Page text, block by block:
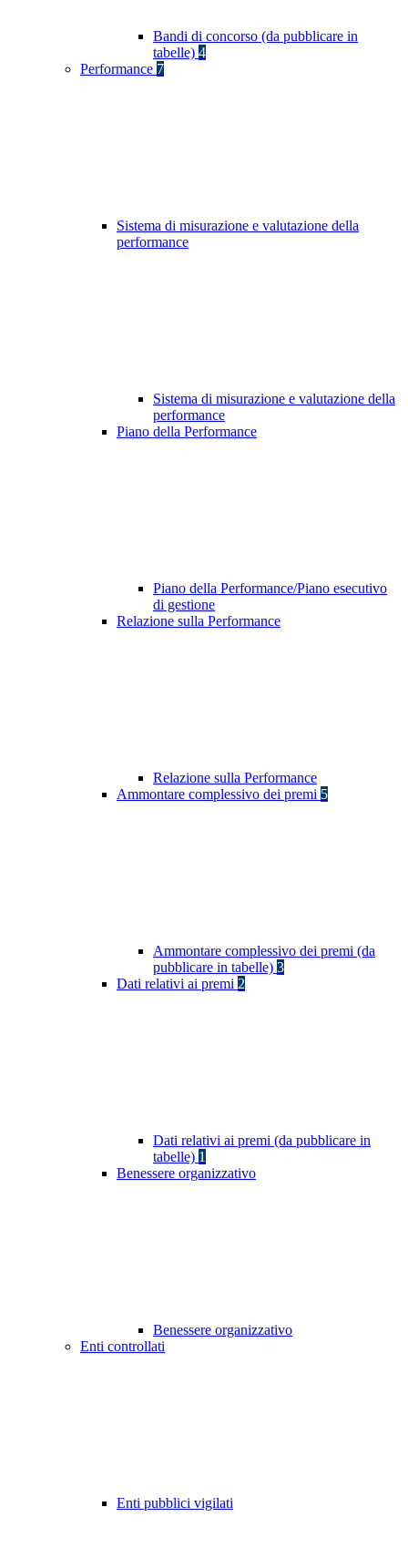
Bandi di concorso (da pubblicare in
tabelle) 4
Performance 7
Sistema di misurazione e valutazione della
performance
Sistema di misurazione e valutazione della
performance
Piano della Performance
Piano della Performance/Piano esecutivo
di gestione
Relazione sulla Performance
Relazione sulla Performance
Ammontare complessivo dei premi 5
Ammontare complessivo dei premi (da
pubblicare in tabelle) 3
Dati relativi ai premi 2
Dati relativi ai premi (da pubblicare in
tabelle) 1
Benessere organizzativo
Benessere organizzativo
Enti controllati
Enti pubblici vigilati